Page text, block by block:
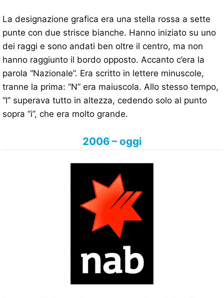
La designazione grafica era una stella rossa a sette
punte con due strisce bianche. Hanno iniziato su uno
dei raggi e sono andati ben oltre il centro, ma non
hanno raggiunto il bordo opposto. Accanto c’era la
parola “Nazionale”. Era scritto in lettere minuscole,
tranne la prima: “N” era maiuscola. Allo stesso tempo,
“l” superava tutto in altezza, cedendo solo al punto
sopra “i”, che era molto grande.
2006 – oggi